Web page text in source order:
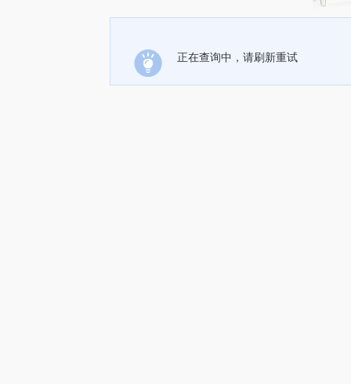
正在查询中，请刷新重试